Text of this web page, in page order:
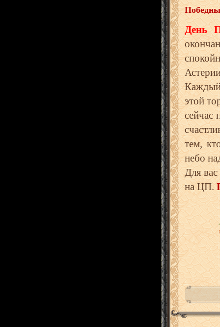
День
этой
сейчас
тем,
небо
Для
на ЦП.